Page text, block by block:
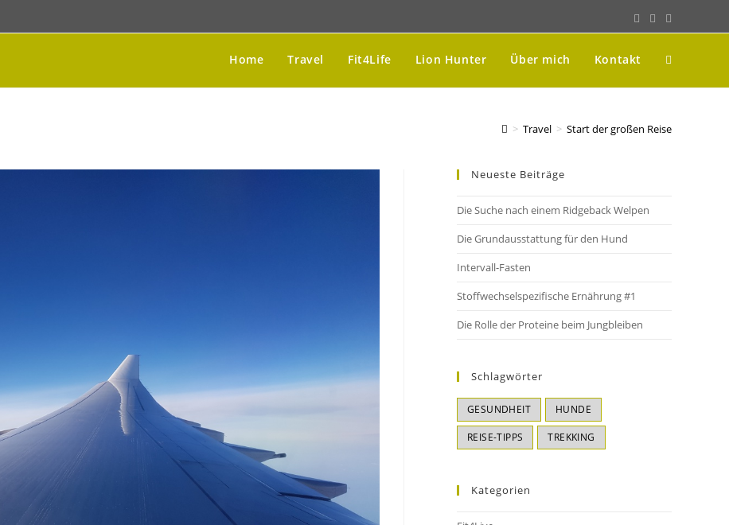
Home Travel Fit4Life Lion Hunter Über mich Kontakt
> Travel > Start der großen Reise
Neueste Beiträge
Die Suche nach einem Ridgeback Welpen
Die Grundausstattung für den Hund
Intervall-Fasten
Stoffwechselspezifische Ernährung #1
Die Rolle der Proteine beim Jungbleiben
Schlagwörter
GESUNDHEIT HUNDE
REISE-TIPPS TREKKING
Kategorien